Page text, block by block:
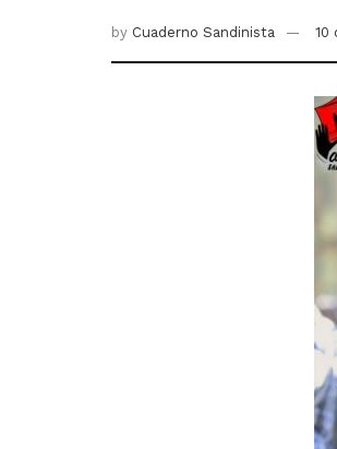
by Cuaderno Sandinista 10